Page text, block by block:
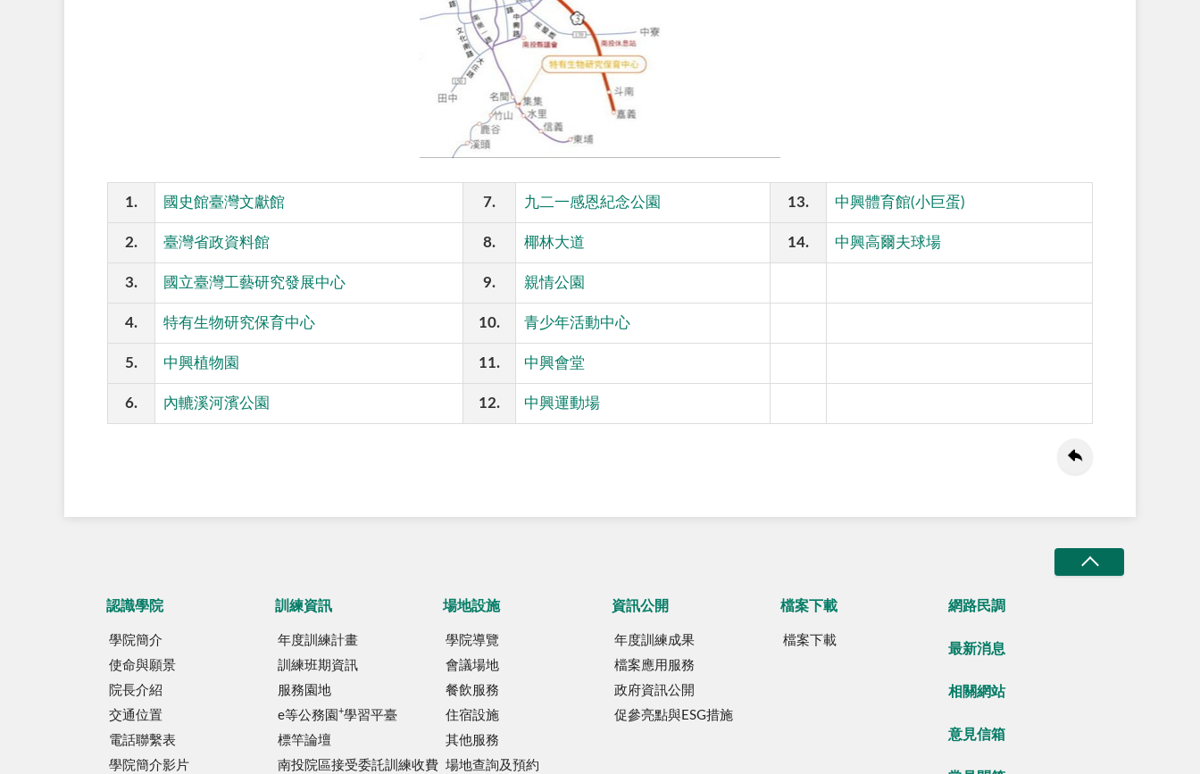
1. 國史館臺灣文獻館 7. 九二一感恩紀念公園 13. 中興體育館(小巨蛋)
2. 臺灣省政資料館 8. 椰林大道 14. 中興高爾夫球場
3. 國立臺灣工藝研究發展中心 9. 親情公園
4. 特有生物研究保育中心 10. 青少年活動中心
5. 中興植物園 11. 中興會堂
6. 內轆溪河濱公園 12. 中興運動場
認識學院
學院簡介
使命與願景
院長介紹
交通位置
電話聯繫表
學院簡介影片
訓練資訊
年度訓練計畫
訓練班期資訊
服務園地
e等公務園 +學習平臺
標竿論壇
南投院區接受委託訓練收費
場地設施
學院導覽
會議場地
餐飲服務
住宿設施
其他服務
場地查詢及預約
資訊公開
年度訓練成果
檔案應用服務
政府資訊公開
促參亮點與ESG措施
檔案下載
檔案下載
網路民調
最新消息
相關網站
意見信箱